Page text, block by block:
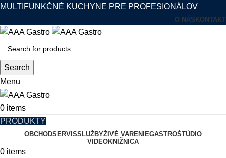
MULTIFUNKČNÉ KUCHYNE PRE PROFESIONÁLOV
O NÁS KONTAKT
Search
Menu
0 items
PRODUKTY
OBCHODSERVISSLUŽBYŽIVÉ VARENIEGASTROŠTÚDIO
VIDEOKNIŽNICA
0 items